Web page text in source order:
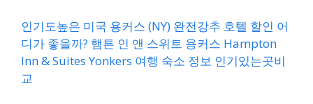
인기도높은 미국 용커스 (NY) 완전강추 호텔 할인 어
디가 좋을까? 햄튼 인 앤 스위트 용커스 Hampton
Inn & Suites Yonkers 여행 숙소 정보 인기있는곳비
교